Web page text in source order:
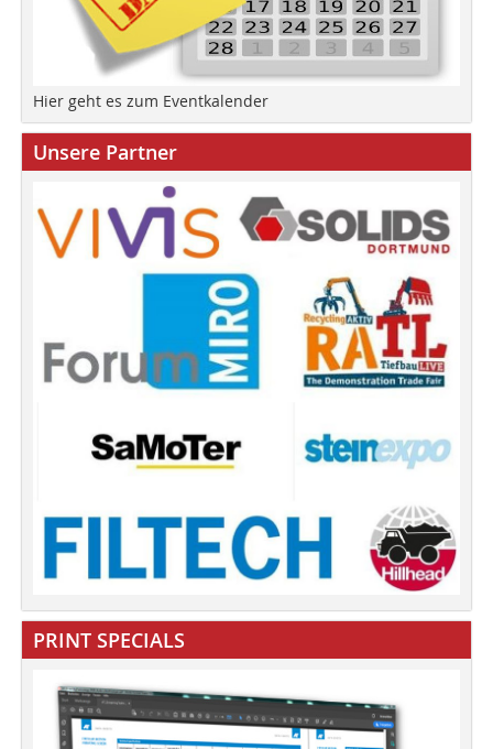
Hier geht es zum Eventkalender
Unsere Partner
PRINT SPECIALS